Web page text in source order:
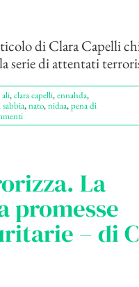
di Clara Capelli
serie di attentati
,clara capelli,ennahda,
,nato,nidaa,pena di
La
promesse
– di